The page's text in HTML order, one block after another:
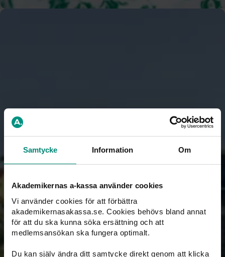
Samtycke Information Om
Akademikernas a-kassa använder cookies
Vi använder cookies för att förbättra
akademikernasakassa.se. Cookies behövs bland annat
för att du ska kunna söka ersättning och att
medlemsansökan ska fungera optimalt.
Du kan själv ändra ditt samtycke direkt genom att klicka
arbetslöshetsförsäkringen fungerar. Vår roll är enkel att
beskriva: vi ger ekonomisk trygghet om du skulle förlora
jobbet.
Många har frågor om ersättning, villkor och medlemskap.
möjlighet att bidra med fakta, reda ut missförstånd och
förklara hur a-kassan skapar trygghet för både individ
och arbetsmarknad.